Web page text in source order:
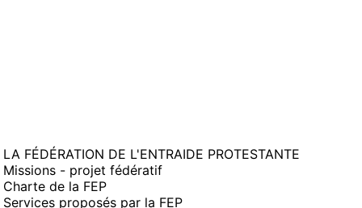
LA FÉDÉRATION DE L'ENTRAIDE PROTESTANTE
Missions - projet fédératif
Charte de la FEP
Services proposés par la FEP